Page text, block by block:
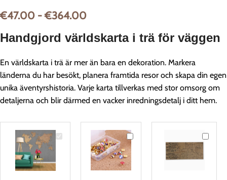
€47.00 - €364.00
Handgjord världskarta i trä för väggen
En världskarta i trä är mer än bara en dekoration. Markera
länderna du har besökt, planera framtida resor och skapa din egen
unika äventyrshistoria. Varje karta tillverkas med stor omsorg om
detaljerna och blir därmed en vacker inredningsdetalj i ditt hem.
Karta
Flaggnålar
–
100
st
till